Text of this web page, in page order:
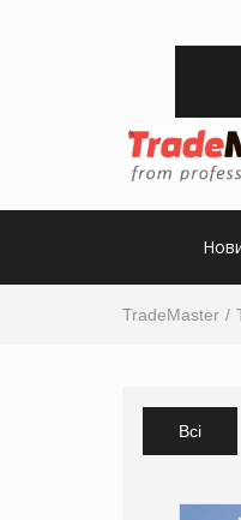
TradeMaster
Всі